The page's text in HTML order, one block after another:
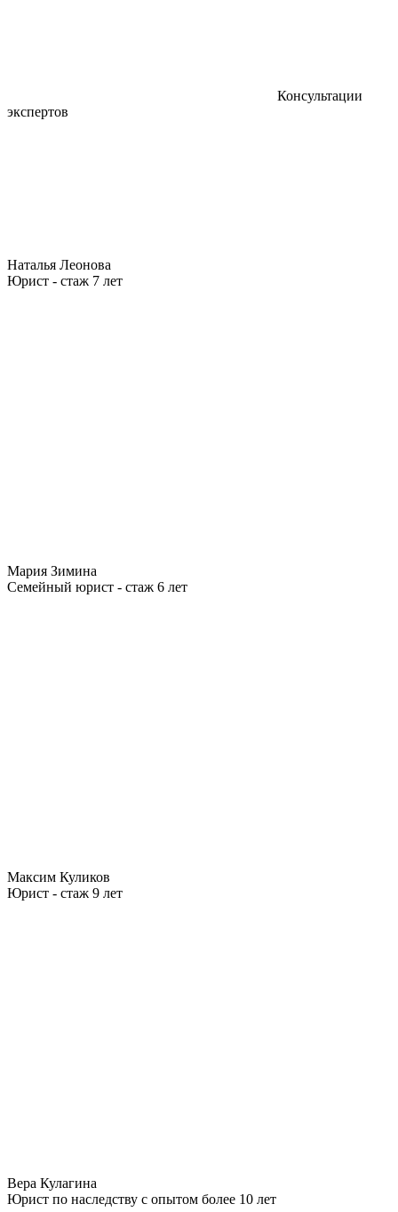
Консультации
экспертов
Наталья Леонова
Юрист - стаж 7 лет
Мария Зимина
Семейный юрист - стаж 6 лет
Максим Куликов
Юрист - стаж 9 лет
Вера Кулагина
Юрист по наследству с опытом более 10 лет